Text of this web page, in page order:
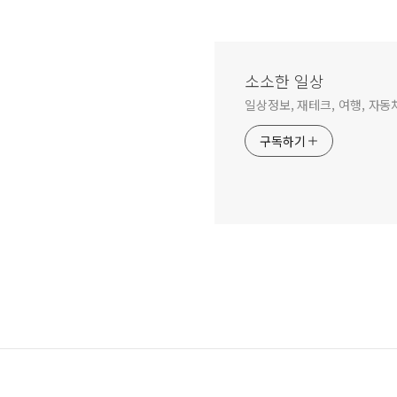
소소한 일상
일상정보, 재테크, 여행, 자동
구독하기